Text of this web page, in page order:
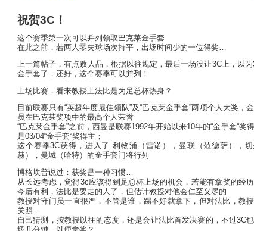
祝贺3C！
这个赛季第一次可以并列领取巴克莱金手套
在此之前，若两人零失球场次持平，出场时间少的一位得奖…
上一篇帖子，有点败人品，根据以往规定，最后一场没让3C上，以为
金手套了，还好，这个赛季可以并列！
上场比赛，看来教授上法比是为足总杯热身？
目前联赛只有“英超年度最佳领队”及“巴克莱金手套”两项个人大奖，
员在巴克莱奖项中的最高个人荣誉
“巴克莱金手套”之前，西曼是联赛1992年开始以来10年的“金手套“奖
是03/04“金手套“奖得主；
这个赛季3C获得，进入了 利物浦（雷诺），曼联（范德萨），切
赫），曼城（哈特）的金手套门将行列
博格坎普说过：获奖是一种习惯…
从长远考虑，觉得3c应该得到足总杯上场的机会，若能有拿奖的经
今后有利，法比是要走的人了，但估计教授对他会仁至义尽的
教授对守门员一直很严，不管是谁，踢不好就拿下，但对法比，教
关照…
自己猜测，按教授以往的态度，还是会让法比首发决赛的，不过3C